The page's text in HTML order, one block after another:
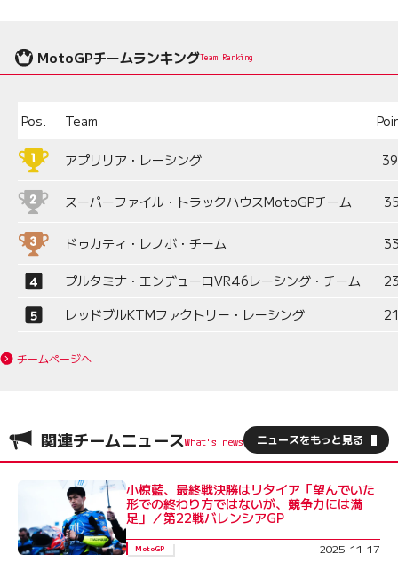
MotoGPチームランキングTeam Ranking
Pos. Team
アプリリア・レーシング
スーパーファイル・トラックハウスMotoGPチーム
ドゥカティ・レノボ・チーム
プルタミナ・エンデューロVR46レーシング・チーム
レッドブルKTMファクトリー・レーシング
チームページへ
関連チームニュース ニュースをもっと見る
小椋藍、最終戦決勝はリタイア「望んでいた
形での終わり方ではないが、競争力には満
足」／第22戦バレンシアGP
MotoGP 2025-11-17